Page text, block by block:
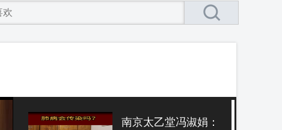
南京太乙堂冯淑娟：